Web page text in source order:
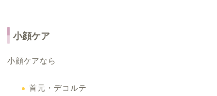
小顔ケア
小顔ケアなら
首元・デコルテ